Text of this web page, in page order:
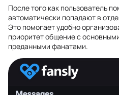
После того как пользователь
автоматически попадают в
Это помогает удобно
приоритет общение с
преданными фанатами.